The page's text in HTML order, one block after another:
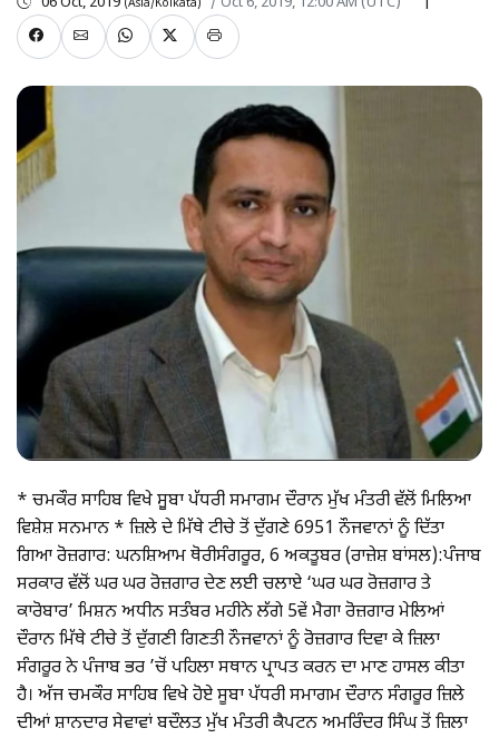
(Asia/Kolkata)
* ਚਮਕੌਰ ਸਾਹਿਬ ਵਿਖੇ ਸੂੂਬਾ ਪੱਧਰੀ ਸਮਾਗਮ ਦੌਰਾਨ ਮੁੱਖ ਮੰਤਰੀ ਵੱਲੋਂ ਮਿਲਿਆ
ਵਿਸ਼ੇਸ਼ ਸਨਮਾਨ * ਜ਼ਿਲੇ ਦੇ ਮਿੱਥੇ ਟੀਚੇ ਤੋਂ ਦੁੱਗਣੇ 6951 ਨੌਜਵਾਨਾਂ ਨੂੰ ਦਿੱਤਾ
ਗਿਆ ਰੋਜ਼ਗਾਰ: ਘਨਸ਼ਿਆਮ ਥੋਰੀਸੰਗਰੂਰ, 6 ਅਕਤੂਬਰ (ਰਾਜ਼ੇਸ਼ ਬਾਂਸਲ):ਪੰਜਾਬ
ਸਰਕਾਰ ਵੱਲੋਂ ਘਰ ਘਰ ਰੋਜ਼ਗਾਰ ਦੇਣ ਲਈ ਚਲਾਏ ‘ਘਰ ਘਰ ਰੋਜ਼ਗਾਰ ਤੇ
ਕਾਰੋਬਾਰ’ ਮਿਸ਼ਨ ਅਧੀਨ ਸਤੰਬਰ ਮਹੀਨੇ ਲੱਗੇ 5ਵੇਂ ਮੈਗਾ ਰੋਜ਼ਗਾਰ ਮੇਲਿਆਂ
ਦੌਰਾਨ ਮਿੱਥੇ ਟੀਚੇ ਤੋਂ ਦੁੱਗਣੀ ਗਿਣਤੀ ਨੌਜਵਾਨਾਂ ਨੂੰ ਰੋਜ਼ਗਾਰ ਦਿਵਾ ਕੇ ਜ਼ਿਲਾ
ਸੰਗਰੂਰ ਨੇ ਪੰਜਾਬ ਭਰ ’ਚੋਂ ਪਹਿਲਾ ਸਥਾਨ ਪ੍ਰਾਪਤ ਕਰਨ ਦਾ ਮਾਣ ਹਾਸਲ ਕੀਤਾ
ਹੈ। ਅੱਜ ਚਮਕੌਰ ਸਾਹਿਬ ਵਿਖੇ ਹੋਏ ਸੂਬਾ ਪੱਧਰੀ ਸਮਾਗਮ ਦੌਰਾਨ ਸੰਗਰੂਰ ਜ਼ਿਲੇ
ਦੀਆਂ ਸ਼ਾਨਦਾਰ ਸੇਵਾਵਾਂ ਬਦੌਲਤ ਮੁੱਖ ਮੰਤਰੀ ਕੈਪਟਨ ਅਮਰਿੰਦਰ ਸਿੰਘ ਤੋਂ ਜ਼ਿਲਾ